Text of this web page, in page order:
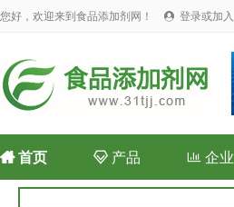
您好，欢迎来到食品添加剂网！  登录或加入
首页 产品 企业